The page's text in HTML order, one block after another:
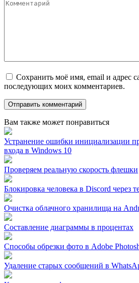
Сохранить моё имя, email и адрес
последующих моих комментариев.
Вам также может понравиться
Устранение ошибки инициализации
входа в Windows 10
Проверяем реальную скорость флешки
Блокировка человека в Discord через
Очистка облачного хранилища на
Составление диаграммы в процентах
Способы обрезки фото в Adobe
Удаление старых сообщений в